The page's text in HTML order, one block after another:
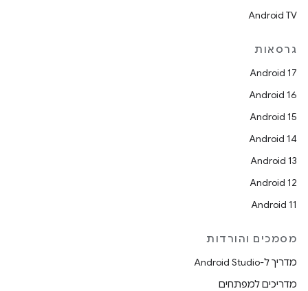
Android TV
גרסאות
Android 17
Android 16
Android 15
Android 14
Android 13
Android 12
Android 11
מסמכים והורדות
מדריך ל-Android Studio
מדריכים למפתחים